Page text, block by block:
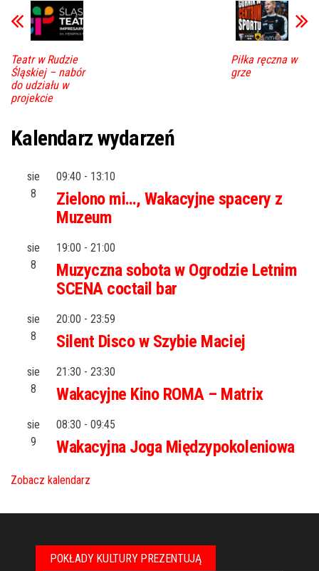
Teatr w Rudzie
Śląskiej – nabór
do udziału w
projekcie
Piłka ręczna w
grze
Kalendarz wydarzeń
sie
8
09:40 - 13:10
Zielono mi…, Wakacyjne spacery z
Muzeum
sie
8
19:00 - 21:00
Muzyczna sobota w Ogrodzie Letnim
SCENA coctail bar
sie
8
20:00 - 23:59
Silent Disco w Szybie Maciej
sie
8
21:30 - 23:30
Wakacyjne Kino ROMA – Matrix
sie
9
08:30 - 09:45
Wakacyjna Joga Międzypokoleniowa
Zobacz kalendarz
POKŁADY KULTURY PREZENTUJĄ